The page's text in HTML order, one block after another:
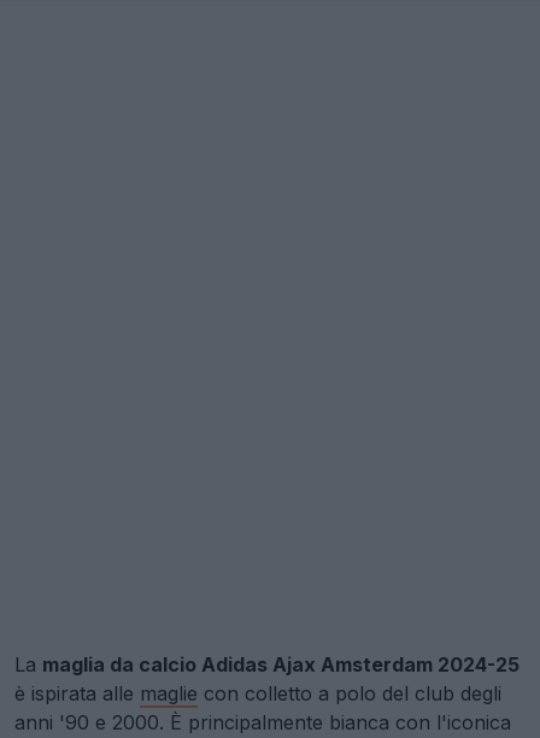
La maglia da calcio Adidas Ajax Amsterdam 2024-25
è ispirata alle maglie con colletto a polo del club degli
anni '90 e 2000. È principalmente bianca con l'iconica